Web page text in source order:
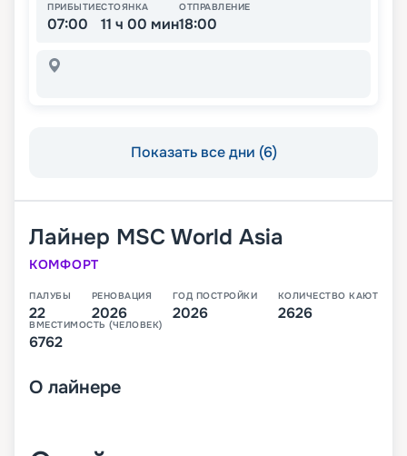
ПРИБЫТИЕ
07:00
СТОЯНКА
11 ч 00 мин
ОТПРАВЛЕНИЕ
18:00
Показать все дни (6)
Лайнер MSC World Asia
КОМФОРТ
ПАЛУБЫ
22
РЕНОВАЦИЯ
2026
ГОД ПОСТРОЙКИ
2026
КОЛИЧЕСТВО КАЮТ
2626
ВМЕСТИМОСТЬ (ЧЕЛОВЕК)
6762
О лайнере